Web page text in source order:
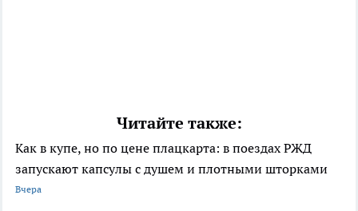
Читайте также:
Как в купе, но по цене плацкарта: в поездах РЖД
запускают капсулы с душем и плотными шторками
Вчера